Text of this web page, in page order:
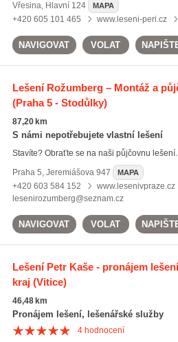
Vřesina, Hlavní 124 MAPA
+420 605 101 465 www.leseni-peri.cz
NAVIGOVAT VOLAT
Lešení Rožumberg – Montáž a
(Praha 5 - Stodůlky)
87,20 km
S námi nepotřebujete vlastní lešení
Stavíte? Obraťte se na naši půjčovnu
Praha 5, Jeremiášova 947 MAPA
+420 603 584 152
www.lesenivpraze.cz
lesenirozumberg@seznam.cz
NAVIGOVAT VOLAT
Lešení Petr Kaše - pronájem
kraj(Vitice)
46,48 km
Pronájem lešení, lešenářské služby
4hodnocení